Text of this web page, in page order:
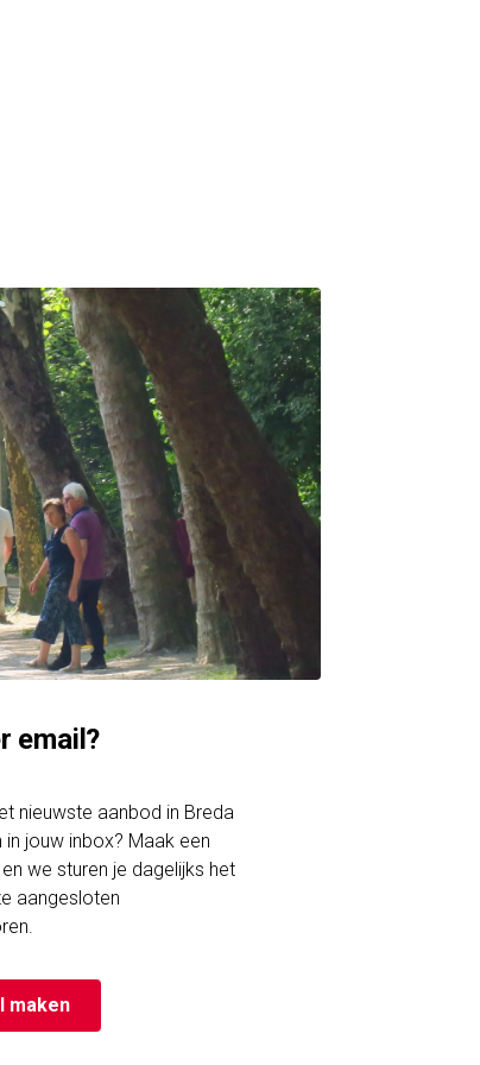
email?
nieuwste aanbod in Breda
jouw inbox? Maak een
we sturen je dagelijks het
aangesloten
maken